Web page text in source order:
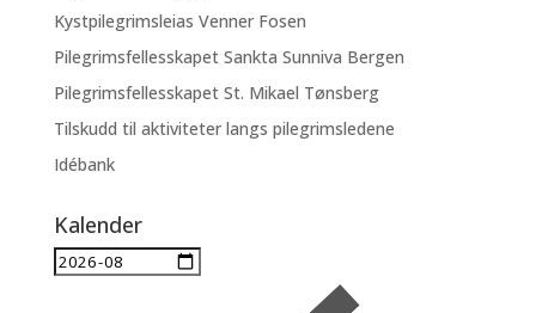
Kystpilegrimsleias Venner Fosen
Pilegrimsfellesskapet Sankta Sunniva Bergen
Pilegrimsfellesskapet St. Mikael Tønsberg
Tilskudd til aktiviteter langs pilegrimsledene
Idébank
Kalender